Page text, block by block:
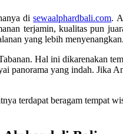
disewaalphardbali.com.
terjamin, kualitas pun
yang lebih menyenangkan.
Hal ini dikarenakan
panorama yang indah. Jika
terdapat beragam tempat